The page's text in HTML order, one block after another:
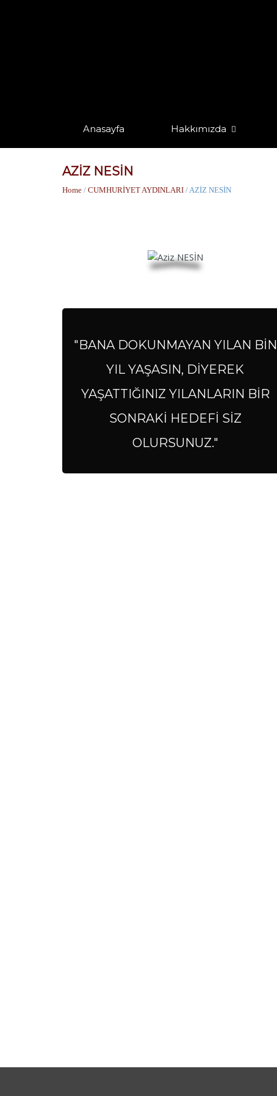
Anasayfa Hakkımızda
AZİZ NESİN
Home / CUMHURİYET AYDINLARI / AZİZ NESİN
"BANA DOKUNMAYAN YILAN BİN
YIL YAŞASIN, DİYEREK
YAŞATTIĞINIZ YILANLARIN BİR
SONRAKİ HEDEFİ SİZ
OLURSUNUZ."